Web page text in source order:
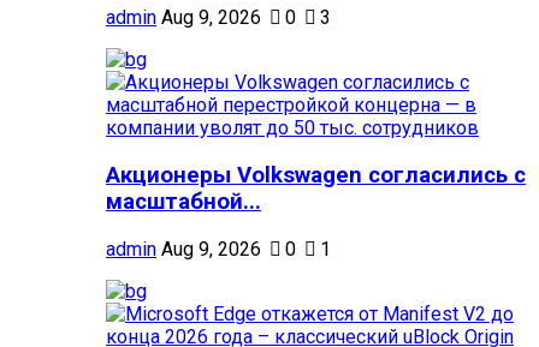
admin Aug 9, 2026 0 3
Акционеры Volkswagen согласились с
масштабной...
admin Aug 9, 2026 0 1